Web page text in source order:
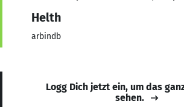
Helth
arbindb
Logg Dich jetzt ein, um das
sehen.